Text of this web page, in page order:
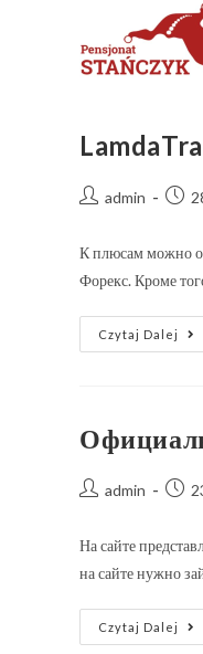
admin
К плюсам можно
Форекс. Кроме
Czytaj Dalej
admin
На сайте
на сайте нужно
Czytaj Dalej